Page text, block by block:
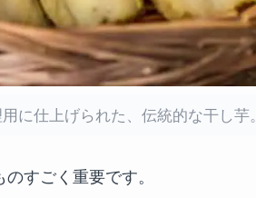
に仕上げられた、伝統的な干し芋。
すごく重要です。